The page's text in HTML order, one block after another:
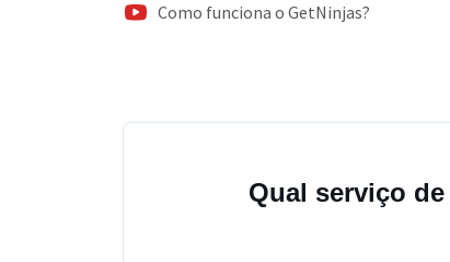
Como funciona o GetNinjas?
Qual serviço